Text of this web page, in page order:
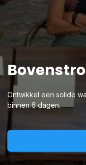
Ontwikkel een solide
binnen 6 dagen.